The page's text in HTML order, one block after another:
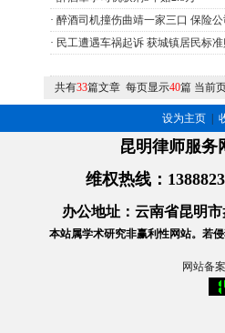
· 醉酒司机撞伤曲靖一家三口 保险
· 民工遭遇车祸起诉 获城镇居民标
共有33篇文章 每页显示40篇 当前
设为主页
昆明律师服
维权热线 ：
办公地址：云南省昆明
本站属学术研究非赢利性网站。 若
网站备